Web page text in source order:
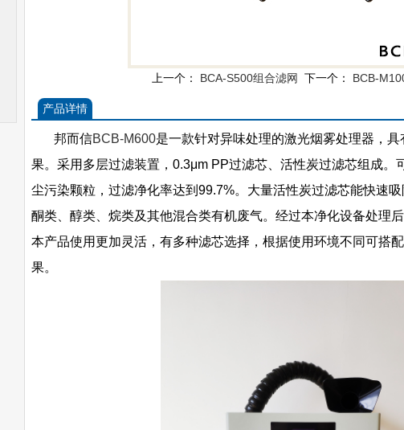
上一个： BCA-S500组合滤网 下一个： BCB-
产品详情
邦而信BCB-M600是一款针对异味处理的激光烟雾处理器，
果。采用多层过滤装置，0.3μm PP过滤芯、活性炭过滤芯组成。
尘污染颗粒，过滤净化率达到99.7%。大量活性炭过滤芯能快速吸
酮类、醇类、烷类及其他混合类有机废气。经过本净化设备处理
本产品使用更加灵活，有多种滤芯选择，根据使用环境不同可搭
果。